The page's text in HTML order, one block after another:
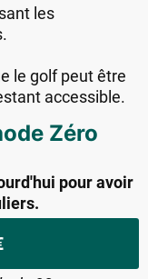
les
le golf peut être
accessible.
Zéro
pour avoir